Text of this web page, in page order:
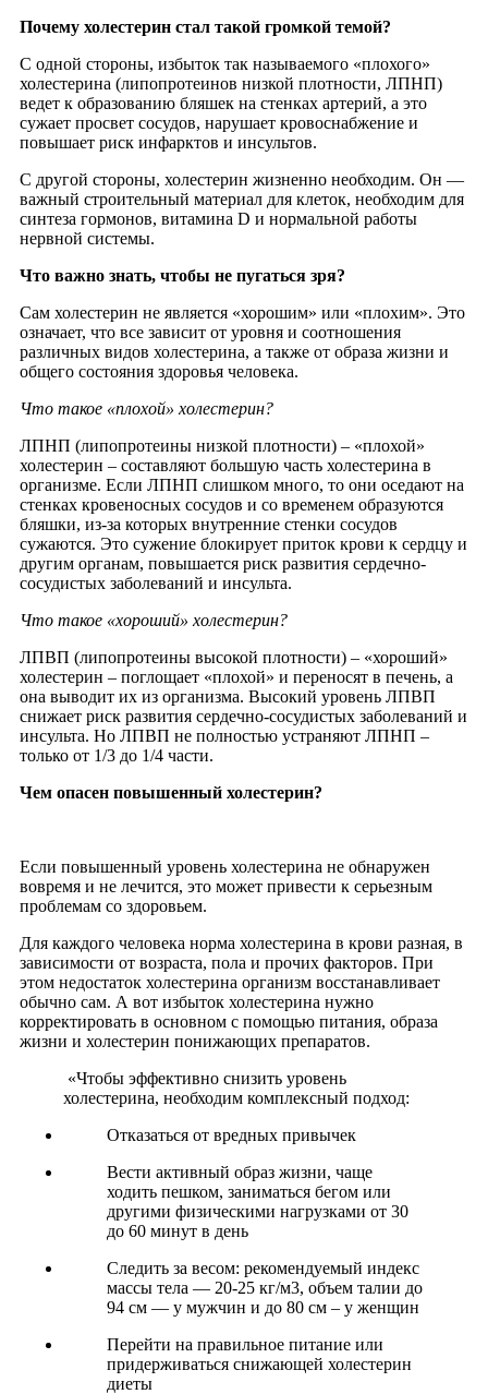
Почему холестерин стал такой громкой темой?
С одной стороны, избыток так называемого «плохого»
холестерина (липопротеинов низкой плотности, ЛПНП)
ведет к образованию бляшек на стенках артерий, а это
сужает просвет сосудов, нарушает кровоснабжение и
повышает риск инфарктов и инсультов.
С другой стороны, холестерин жизненно необходим. Он —
важный строительный материал для клеток, необходим для
синтеза гормонов, витамина D и нормальной работы
нервной системы.
Что важно знать, чтобы не пугаться зря?
Сам холестерин не является «хорошим» или «плохим». Это
означает, что все зависит от уровня и соотношения
различных видов холестерина, а также от образа жизни и
общего состояния здоровья человека.
Что такое «плохой» холестерин?
ЛПНП (липопротеины низкой плотности) – «плохой»
холестерин – составляют большую часть холестерина в
организме. Если ЛПНП слишком много, то они оседают на
стенках кровеносных сосудов и со временем образуются
бляшки, из-за которых внутренние стенки сосудов
сужаются. Это сужение блокирует приток крови к сердцу и
другим органам, повышается риск развития сердечно-
сосудистых заболеваний и инсульта.
Что такое «хороший» холестерин?
ЛПВП (липопротеины высокой плотности) – «хороший»
холестерин – поглощает «плохой» и переносят в печень, а
она выводит их из организма. Высокий уровень ЛПВП
снижает риск развития сердечно-сосудистых заболеваний и
инсульта. Но ЛПВП не полностью устраняют ЛПНП –
только от 1/3 до 1/4 части.
Чем опасен повышенный холестерин?
Если повышенный уровень холестерина не обнаружен
вовремя и не лечится, это может привести к серьезным
проблемам со здоровьем.
Для каждого человека норма холестерина в крови разная, в
зависимости от возраста, пола и прочих факторов. При
этом недостаток холестерина организм восстанавливает
обычно сам. А вот избыток холестерина нужно
корректировать в основном с помощью питания, образа
жизни и холестерин понижающих препаратов.
«Чтобы эффективно снизить уровень
холестерина, необходим комплексный подход:
Отказаться от вредных привычек
Вести активный образ жизни, чаще
ходить пешком, заниматься бегом или
другими физическими нагрузками от 30
до 60 минут в день
Следить за весом: рекомендуемый индекс
массы тела — 20-25 кг/м3, объем талии до
94 см — у мужчин и до 80 см – у женщин
Перейти на правильное питание или
придерживаться снижающей холестерин
диеты